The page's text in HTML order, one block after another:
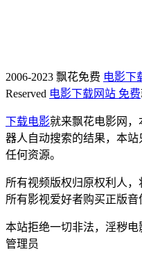
2006-2023 飘花免费 电影下
Reserved 电影下载网站 免费
下载电影就来飘花电影网
器人自动搜索的结果，本站
任何资源。
所有视频版权归原权利人
所有影视爱好者购买正版音
本站拒绝一切非法，淫秽
管理员